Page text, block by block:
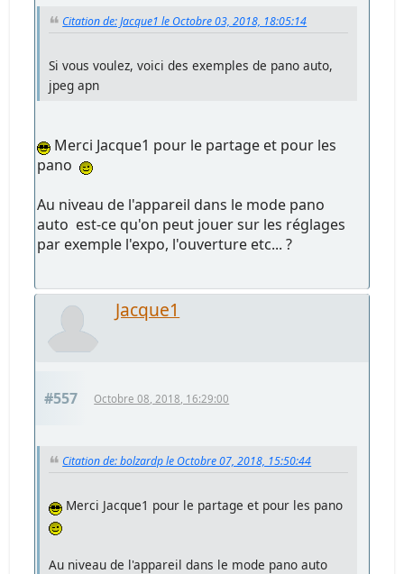
Citation de: Jacque1 le Octobre 03, 2018, 18:05:14
Si vous voulez, voici des exemples de pano auto,
jpeg apn
Merci Jacque1 pour le partage et pour les
pano
Au niveau de l'appareil dans le mode pano
auto est-ce qu'on peut jouer sur les réglages
par exemple l'expo, l'ouverture etc... ?
Jacque1
#557 Octobre 08, 2018, 16:29:00
Citation de: bolzardp le Octobre 07, 2018, 15:50:44
Merci Jacque1 pour le partage et pour les pano
Au niveau de l'appareil dans le mode pano auto